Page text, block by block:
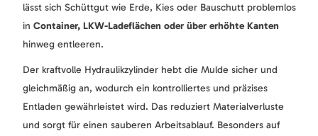
lässt sich Schüttgut wie Erde, Kies oder Bauschutt problemlos
in Container, LKW-Ladeflächen oder über erhöhte Kanten
hinweg entleeren.
Der kraftvolle Hydraulikzylinder hebt die Mulde sicher und
gleichmäßig an, wodurch ein kontrolliertes und präzises
Entladen gewährleistet wird. Das reduziert Materialverluste
und sorgt für einen sauberen Arbeitsablauf. Besonders auf